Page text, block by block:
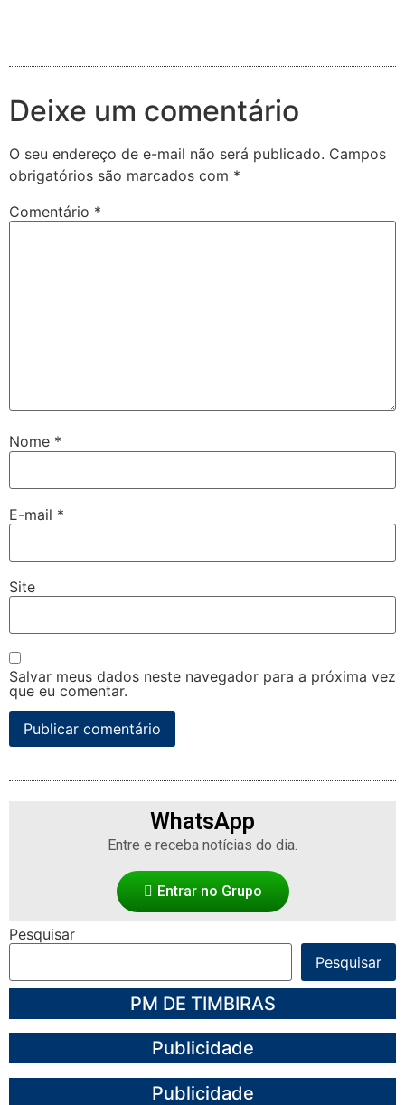
Deixe um comentário
O seu endereço de e-mail não será publicado. Campos
obrigatórios são marcados com *
Comentário *
Nome *
E-mail *
Site
Salvar meus dados neste navegador para a próxima vez
que eu comentar.
WhatsApp
Entre e receba notícias do dia.
Entrar no Grupo
Pesquisar
Pesquisar
PM DE TIMBIRAS
Publicidade
Publicidade